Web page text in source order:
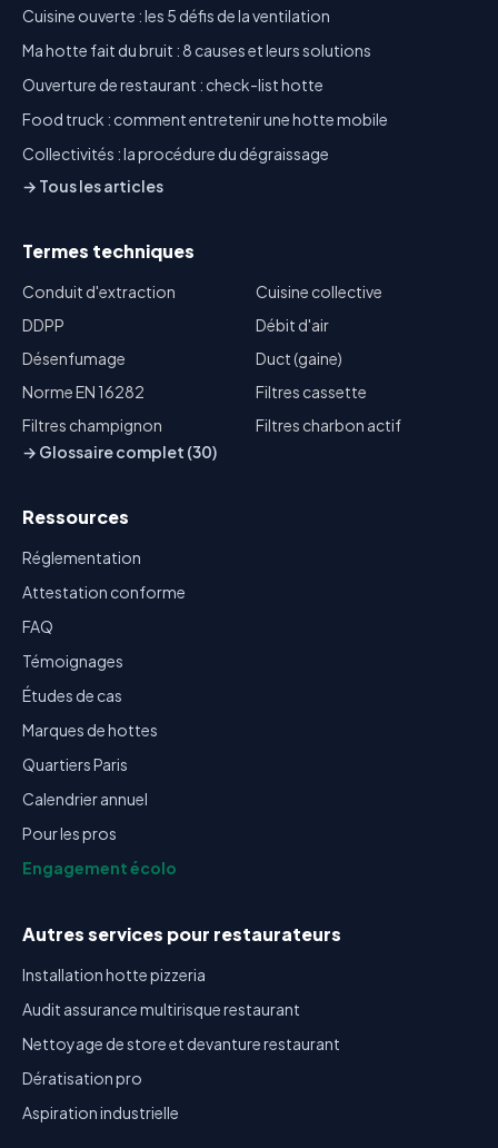
Cuisine ouverte : les 5 défis de la ventilation
Ma hotte fait du bruit : 8 causes et leurs solutions
Ouverture de restaurant : check-list hotte
Food truck : comment entretenir une hotte mobile
Collectivités : la procédure du dégraissage
→ Tous les articles
Termes techniques
Conduit d'extraction
Cuisine collective
DDPP
Débit d'air
Désenfumage
Duct (gaine)
Norme EN 16282
Filtres cassette
Filtres champignon
Filtres charbon actif
→ Glossaire complet (30)
Ressources
Réglementation
Attestation conforme
FAQ
Témoignages
Études de cas
Marques de hottes
Quartiers Paris
Calendrier annuel
Pour les pros
Engagement écolo
Autres services pour restaurateurs
Installation hotte pizzeria
Audit assurance multirisque restaurant
Nettoyage de store et devanture restaurant
Dératisation pro
Aspiration industrielle